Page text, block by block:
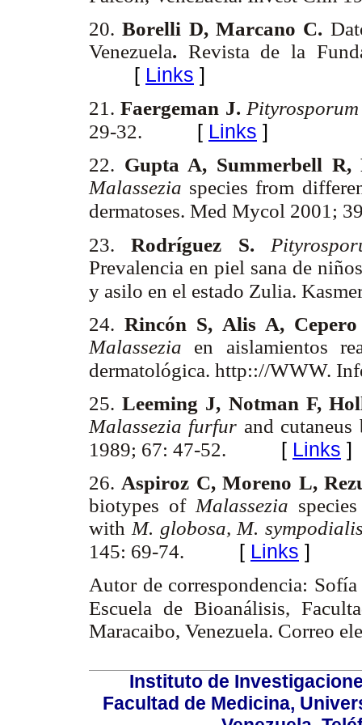
20.Borelli D, Marcano C.
Venezuela. Revista de la
[ Links ]
21.Faergeman J. Pityrosporum
29-32.
[ Links ]
22. Gupta A, Summerbell
Malassezia species from
dermatoses. Med Mycol 2001;
23.Rodríguez S.
Prevalencia en piel sana de
y asilo en el estado Zulia.
24.Rincón S, Alis A,
Malassezia en aislamientos
dermatológica. http:://WWW.
25.Leeming J, Notman F,
Malassezia furfur and
1989; 67: 47-52.
[ Links ]
26. Aspiroz C, Moreno L,
biotypes of Malassezia
with M. globosa, M.
145: 69-74.
[ Links ]
Autor de correspondencia:
Escuela de Bioanálisis,
Maracaibo, Venezuela. Correo
Instituto de
Facultad de Medicina,